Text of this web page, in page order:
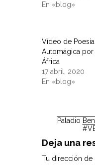
En «blog»
Vídeo de Poesía
Automágica por
África
17 abril, 2020
En «blog»
Paladio
Deja una
Tu dirección de